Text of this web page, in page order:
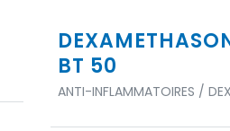
BT 50
ANTI-INFLAMMATOIRES /